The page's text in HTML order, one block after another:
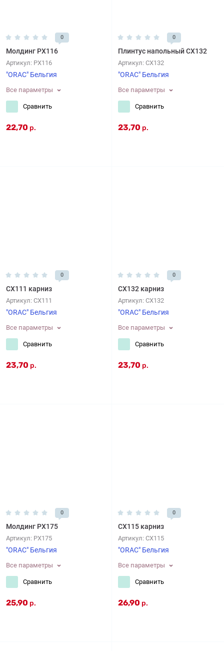
0
Молдинг PX116
Артикул: PX116
"ORAC" Бельгия
Все параметры
Сравнить
22,70 р.
0
Плинтус напольный CX132
Артикул: CX132
"ORAC" Бельгия
Все параметры
Сравнить
23,70 р.
0
CX111 карниз
Артикул: CX111
"ORAC" Бельгия
Все параметры
Сравнить
23,70 р.
0
CX132 карниз
Артикул: CX132
"ORAC" Бельгия
Все параметры
Сравнить
23,70 р.
0
Молдинг PX175
Артикул: PX175
"ORAC" Бельгия
Все параметры
Сравнить
25,90 р.
0
CX115 карниз
Артикул: CX115
"ORAC" Бельгия
Все параметры
Сравнить
26,90 р.